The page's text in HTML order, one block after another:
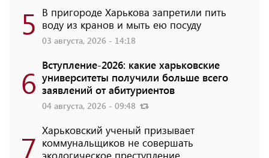
5 В пригороде Харькова запретили пить
воду из кранов и мыть ею посуду
03 августа, 2026 - 14:18
6 Вступление-2026: какие харьковские
университеты получили больше всего
заявлений от абитуриентов
04 августа, 2026 - 09:48
7 Харьковский ученый призывает
коммунальщиков не совершать
экологическое преступление